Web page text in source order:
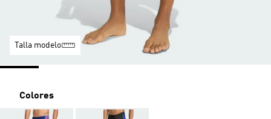
Talla modelo
Colores